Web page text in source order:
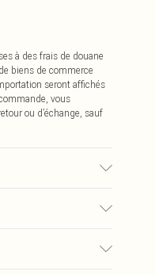
à des frais de douane
biens de commerce
seront affichés
vous
ou d’échange, sauf